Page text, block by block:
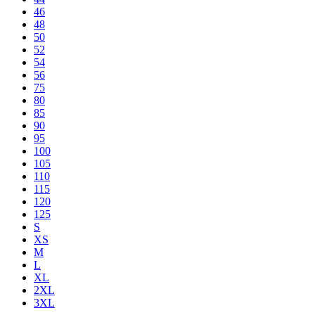
46
48
50
52
54
56
75
80
85
90
95
100
105
110
115
120
125
S
XS
M
L
XL
2XL
3XL